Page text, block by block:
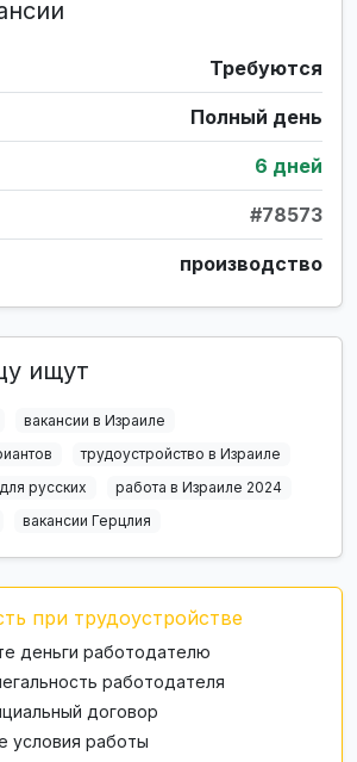
Требуются
Полный день
6 дней
#78573
производство
ищут
вакансии в Израиле
трудоустройство в Израиле
русских
работа в Израиле 2024
вакансии Герцлия
при трудоустройстве
деньги работодателю
работодателя
договор
условия работы